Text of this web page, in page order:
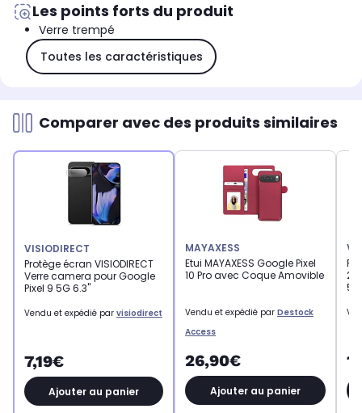
Les points forts du produit
Verre trempé
Toutes les caractéristiques
Comparer avec des produits similaires
VISIODIRECT
Protège écran VISIODIRECT
Verre camera pour Google
Pixel 9 5G 6.3"
Vendu et expédié par visiodirect
7,19€
Ajouter au panier
MAYAXESS
Etui MAYAXESS Google Pixel
10 Pro avec Coque Amovible
Vendu et expédié par Destock
Access
26,90€
Ajouter au panier